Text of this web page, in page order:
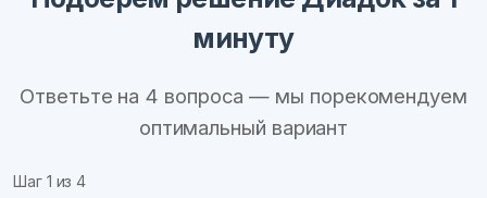
минуту
Ответьте на 4 вопроса — мы порекомендуем
оптимальный вариант
Шаг 1 из 4